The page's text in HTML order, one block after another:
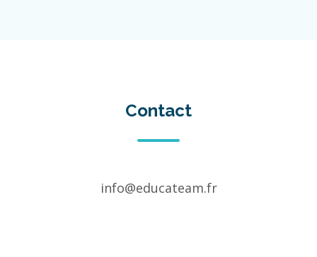
Contact
info@educateam.fr